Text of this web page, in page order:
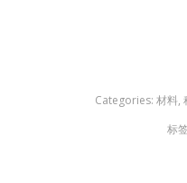
Categories: 材料,
标